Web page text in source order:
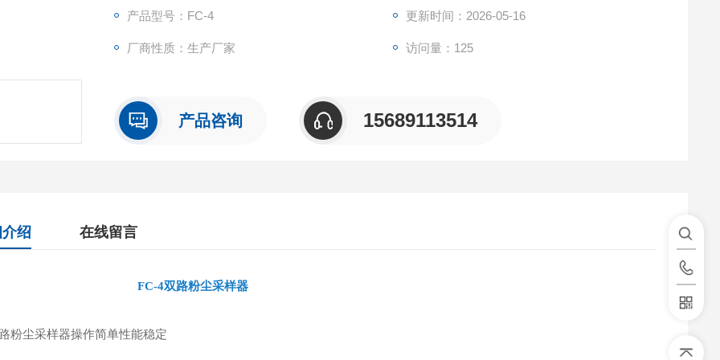
产品型号：FC-4 更新时间：2026-05-16
厂商性质：生产厂家 访问量：125
产品咨询 15689113514
绍 在线留言
4双路粉尘采样器